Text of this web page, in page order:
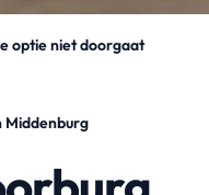
optie niet doorgaat
Middenburg